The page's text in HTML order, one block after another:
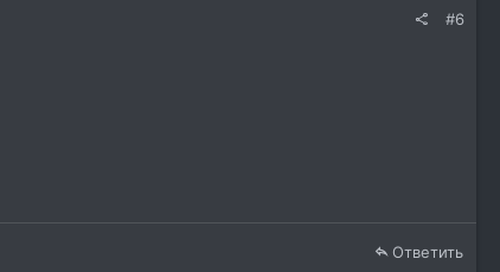
#6
Ответить